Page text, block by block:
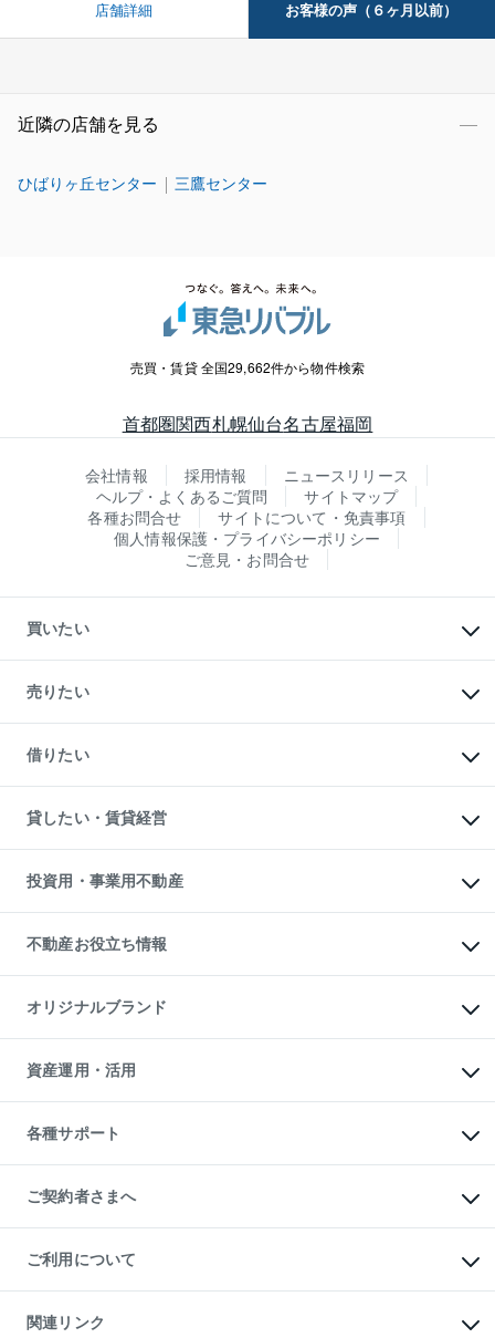
店舗詳細 お客様の声（６ヶ月以前）
近隣の店舗を見る
ひばりヶ丘センター 三鷹センター
売買・賃貸 全国29,662件から物件検索
首都圏関西札幌仙台名古屋福岡
会社情報 採用情報
ニュースリリース
ヘルプ・よくあるご質問
サイトマップ
各種お問合せ
サイトについて・免責事項
個人情報保護・プライバシーポリシー
ご意見・お問合せ
買いたい
新築・分譲マンションの購入
中古マンションの購入
一戸建ての購入
中古一戸建ての購入
不動産購入の流れ
注目キーワード物件特集
購入ガイド
English 繁体中文簡体中文
売りたい
一戸建ての売却・査定
土地の売却・査定
スピードAI査定
不動産査定について
不動産売却の流れ
不動産買換えの流れ
売却ガイド
借りたい
オフィス・店舗の賃貸
借りるときの流れ
借りるガイド
貸したい・賃貸経営
マンション賃料データ
賃貸管理プラン
リロケーションについて
貸すガイド
投資用・事業用不動産
事業用不動産
マンション投資
投資用マンション
アパート経営
収益物件
ビル購入（ビル一棟）
投資用不動産の売却査定
事業用不動産の売却査定
不動産お役立ち情報
マンションライブラリー
人気マンションランキング
暮らしに役立つ不動産メディア
不動産相場・不動産価格情報
不動産コラム・ニュース
不動産用語集
不動産なんでもネット相談室
住まいの税金
オリジナルブランド
一棟リノベーションマンション
L`GENTE（ルジェンテ）
区分リノベーションマンション
投資用一棟レジデンスWELL
不動産小口投資
LEGACIA（レガシア）
資産運用・活用
不動産M&A
アセットマネジメント・出資
各種サポート
相続サポート
リフォームサポート
ご契約者さまへ
ご紹介・再契約特典
入居者様専用-各種ご案内（賃貸）
東急こすもす会「こすもすWeb」
ご利用について
金融商品取引について
東急リバブル ソーシャルメディアポリシー
関連リンク